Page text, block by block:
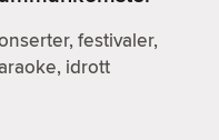
festivaler,
idrott